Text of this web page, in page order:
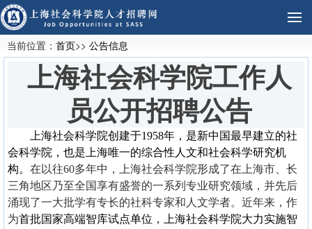
当前位置： 首页>> 公告信息
上海社会科学院工作人
员公开招聘公告
上海社会科学院创建于1958年 ， 是新中国最早建立的社
会科学院，也是上海唯一的综合性人文和社会科学研究机
构。 在以往60多年中，上海社会科学院形成了在上海市、长
三角地区乃至全国享有盛誉的一系列专业研究领域，并先后
涌现了一大批学有专长的社科专家和人文学者。近年来，作
为首批国家高端智库试点单位，上海社会科学院大力实施智